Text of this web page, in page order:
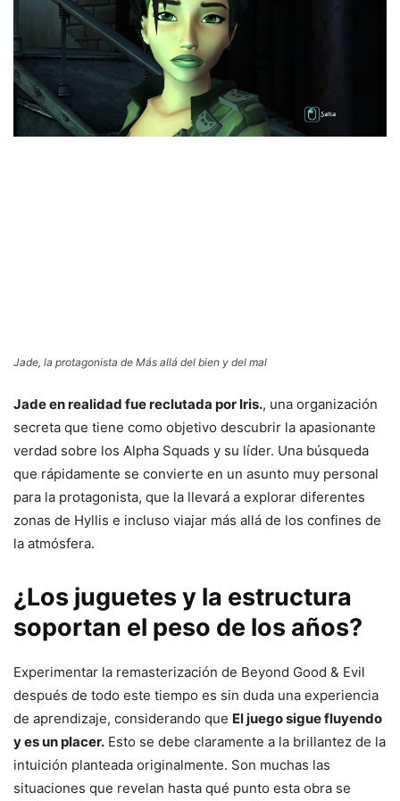
Jade, la protagonista de Más allá del bien y del mal
Jade en realidad fue reclutada por Iris., una organización
secreta que tiene como objetivo descubrir la apasionante
verdad sobre los Alpha Squads y su líder. Una búsqueda
que rápidamente se convierte en un asunto muy personal
para la protagonista, que la llevará a explorar diferentes
zonas de Hyllis e incluso viajar más allá de los confines de
la atmósfera.
¿Los juguetes y la estructura
soportan el peso de los años?
Experimentar la remasterización de Beyond Good & Evil
después de todo este tiempo es sin duda una experiencia
de aprendizaje, considerando que El juego sigue fluyendo
y es un placer. Esto se debe claramente a la brillantez de la
intuición planteada originalmente. Son muchas las
situaciones que revelan hasta qué punto esta obra se